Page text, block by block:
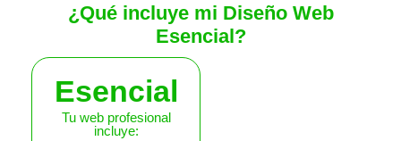
¿Qué incluye mi Diseño Web
Esencial?
Esencial
Tu web profesional
incluye: